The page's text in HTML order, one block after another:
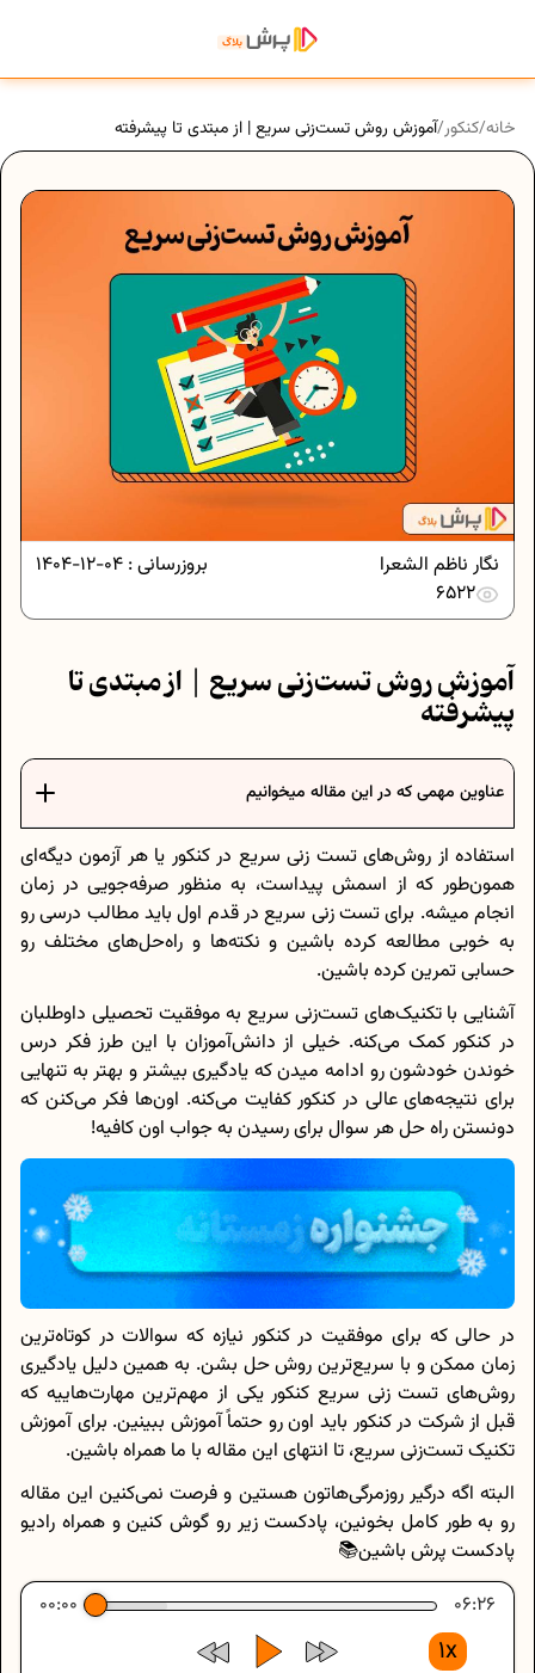
خانه/کنکور/آموزش روش تست‌زنی سریع | از مبتدی تا پیشرفته
بروزرسانی : 04-12-1404
نگار ناظم الشعرا
6522
آموزش روش تست‌زنی سریع | از مبتدی تا
پیشرفته
عناوین مهمی که در این مقاله میخوانیم
استفاده از روش‌های تست زنی سریع در کنکور یا هر آزمون دیگه‌ای
همون‌طور که از اسمش پیداست، به منظور صرفه‌جویی در زمان
انجام میشه. برای تست زنی سریع در قدم اول باید مطالب درسی رو
به خوبی مطالعه کرده باشین و نکته‌ها و راه‌حل‌های مختلف رو
حسابی تمرین کرده باشین.
آشنایی با تکنیک‌های تست‌زنی سریع به موفقیت تحصیلی داوطلبان
در کنکور کمک می‌کنه. خیلی از دانش‌آموزان با این طرز فکر درس
خوندن خودشون رو ادامه میدن که یادگیری بیشتر و بهتر به تنهایی
برای نتیجه‌های عالی در کنکور کفایت می‌کنه. اون‌ها فکر می‌کنن که
دونستن راه‌ حل هر سوال برای رسیدن به جواب اون کافیه!
در حالی که برای موفقیت در کنکور نیازه که سوالات در کوتاه‌ترین
زمان ممکن و با سریع‌ترین روش حل بشن. به همین دلیل یادگیری
روش‌های تست زنی سریع کنکور یکی از مهم‌ترین مهارت‌هاییه که
قبل از شرکت در کنکور باید اون رو حتماً آموزش ببینین. برای آموزش
تکنیک تست‌زنی سریع، تا انتهای این مقاله با ما همراه باشین.
البته اگه درگیر روزمرگی‌هاتون هستین و فرصت نمی‌کنین این مقاله
رو به طور کامل بخونین، پادکست زیر رو گوش کنین و همراه رادیو
پادکست پرش باشین📚
00:00
06:26
1x